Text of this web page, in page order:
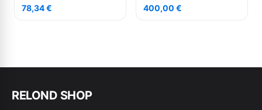
78,34€ 400,00 €
RELOND SHOP